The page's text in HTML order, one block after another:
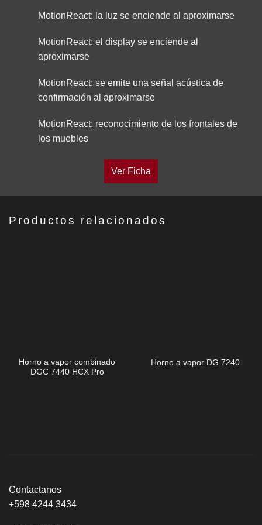
MotionReact: la luz se enciende al aproximarse
MotionReact: el display se enciende al
aproximarse
MotionReact: se emite una señal acústica de
confirmación al aproximarse
MotionReact: reconocimiento de los frontales de
los muebles
Ver Ficha
Productos relacionados
Horno a vapor combinado
DGC 7440 HCX Pro
Horno a vapor DG 7240
Contactanos
+598 4244 3434